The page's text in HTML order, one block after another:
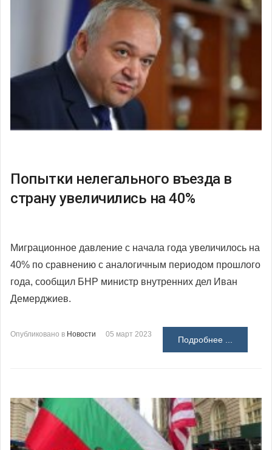
Попытки нелегального въезда в
страну увеличились на 40%
Миграционное давление с начала года увеличилось на
40% по сравнению с аналогичным периодом прошлого
года, сообщил БНР министр внутренних дел Иван
Демерджиев.
Опубликовано в Новости 05 март 2023
Подробнее ...